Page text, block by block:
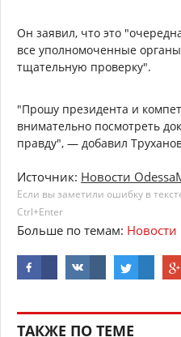
Он заявил, что это
все уполномоченные
тщательную проверку".
"Прошу президента и
внимательно посмотреть
правду", — добавил
Источник: Новости
Если вы заметили ошибку в
Ctrl+Enter
Больше по темам: Новости
ТАКЖЕ ПО ТЕМЕ